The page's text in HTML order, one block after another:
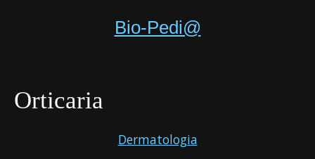
Bio-Pedi@
Orticaria
Dermatologia